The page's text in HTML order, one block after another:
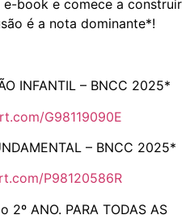
book e comece a construir
é a nota dominante*!
INFANTIL – BNCC 2025*
G98119090E
– BNCC 2025*
P98120586R
ANO. PARA TODAS AS